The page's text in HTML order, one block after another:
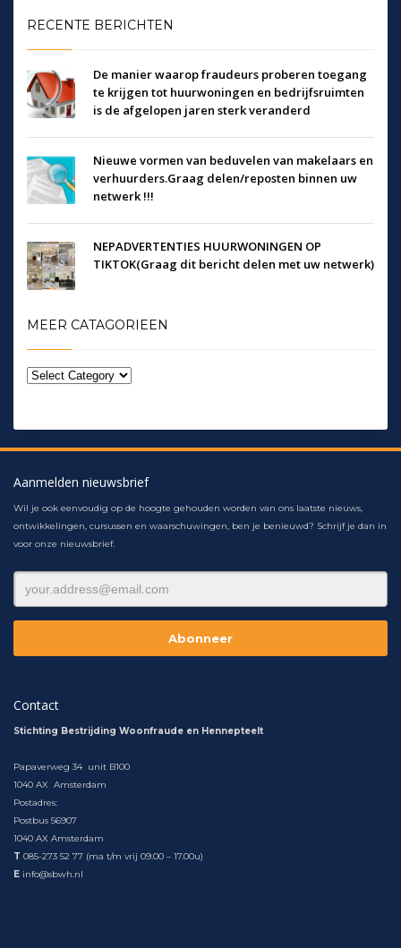
RECENTE BERICHTEN
De manier waarop fraudeurs proberen toegang
te krijgen tot huurwoningen en bedrijfsruimten
is de afgelopen jaren sterk veranderd
Nieuwe vormen van beduvelen van makelaars en
verhuurders.Graag delen/reposten binnen uw
netwerk !!!
NEPADVERTENTIES HUURWONINGEN OP
TIKTOK(Graag dit bericht delen met uw netwerk)
MEER CATAGORIEEN
Aanmelden nieuwsbrief
Wil je ook eenvoudig op de hoogte gehouden worden van ons laatste nieuws,
ontwikkelingen, cursussen en waarschuwingen, ben je benieuwd? Schrijf je dan in
voor onze nieuwsbrief.
Contact
Stichting Bestrijding Woonfraude en Hennepteelt
Papaverweg 34 unit B100
1040 AX Amsterdam
Postadres:
Postbus 56907
1040 AX Amsterdam
T 085-273 52 77 (ma t/m vrij 09.00 – 17.00u)
E info@sbwh.nl